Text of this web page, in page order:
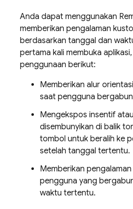
Anda dapat menggunakan
memberikan pengalaman
berdasarkan tanggal dan
pertama kali membuka
penggunaan berikut:
Memberikan alur
saat pengguna
Mengekspos insentif
disembunyikan di balik
tombol untuk beralih ke
setelah tanggal tertentu.
Memberikan
pengguna yang
waktu tertentu.